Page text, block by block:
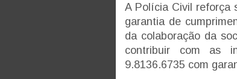
A Polícia Civil reforça
garantia de
da colaboração da
contribuir com as
9.8136.6735 com